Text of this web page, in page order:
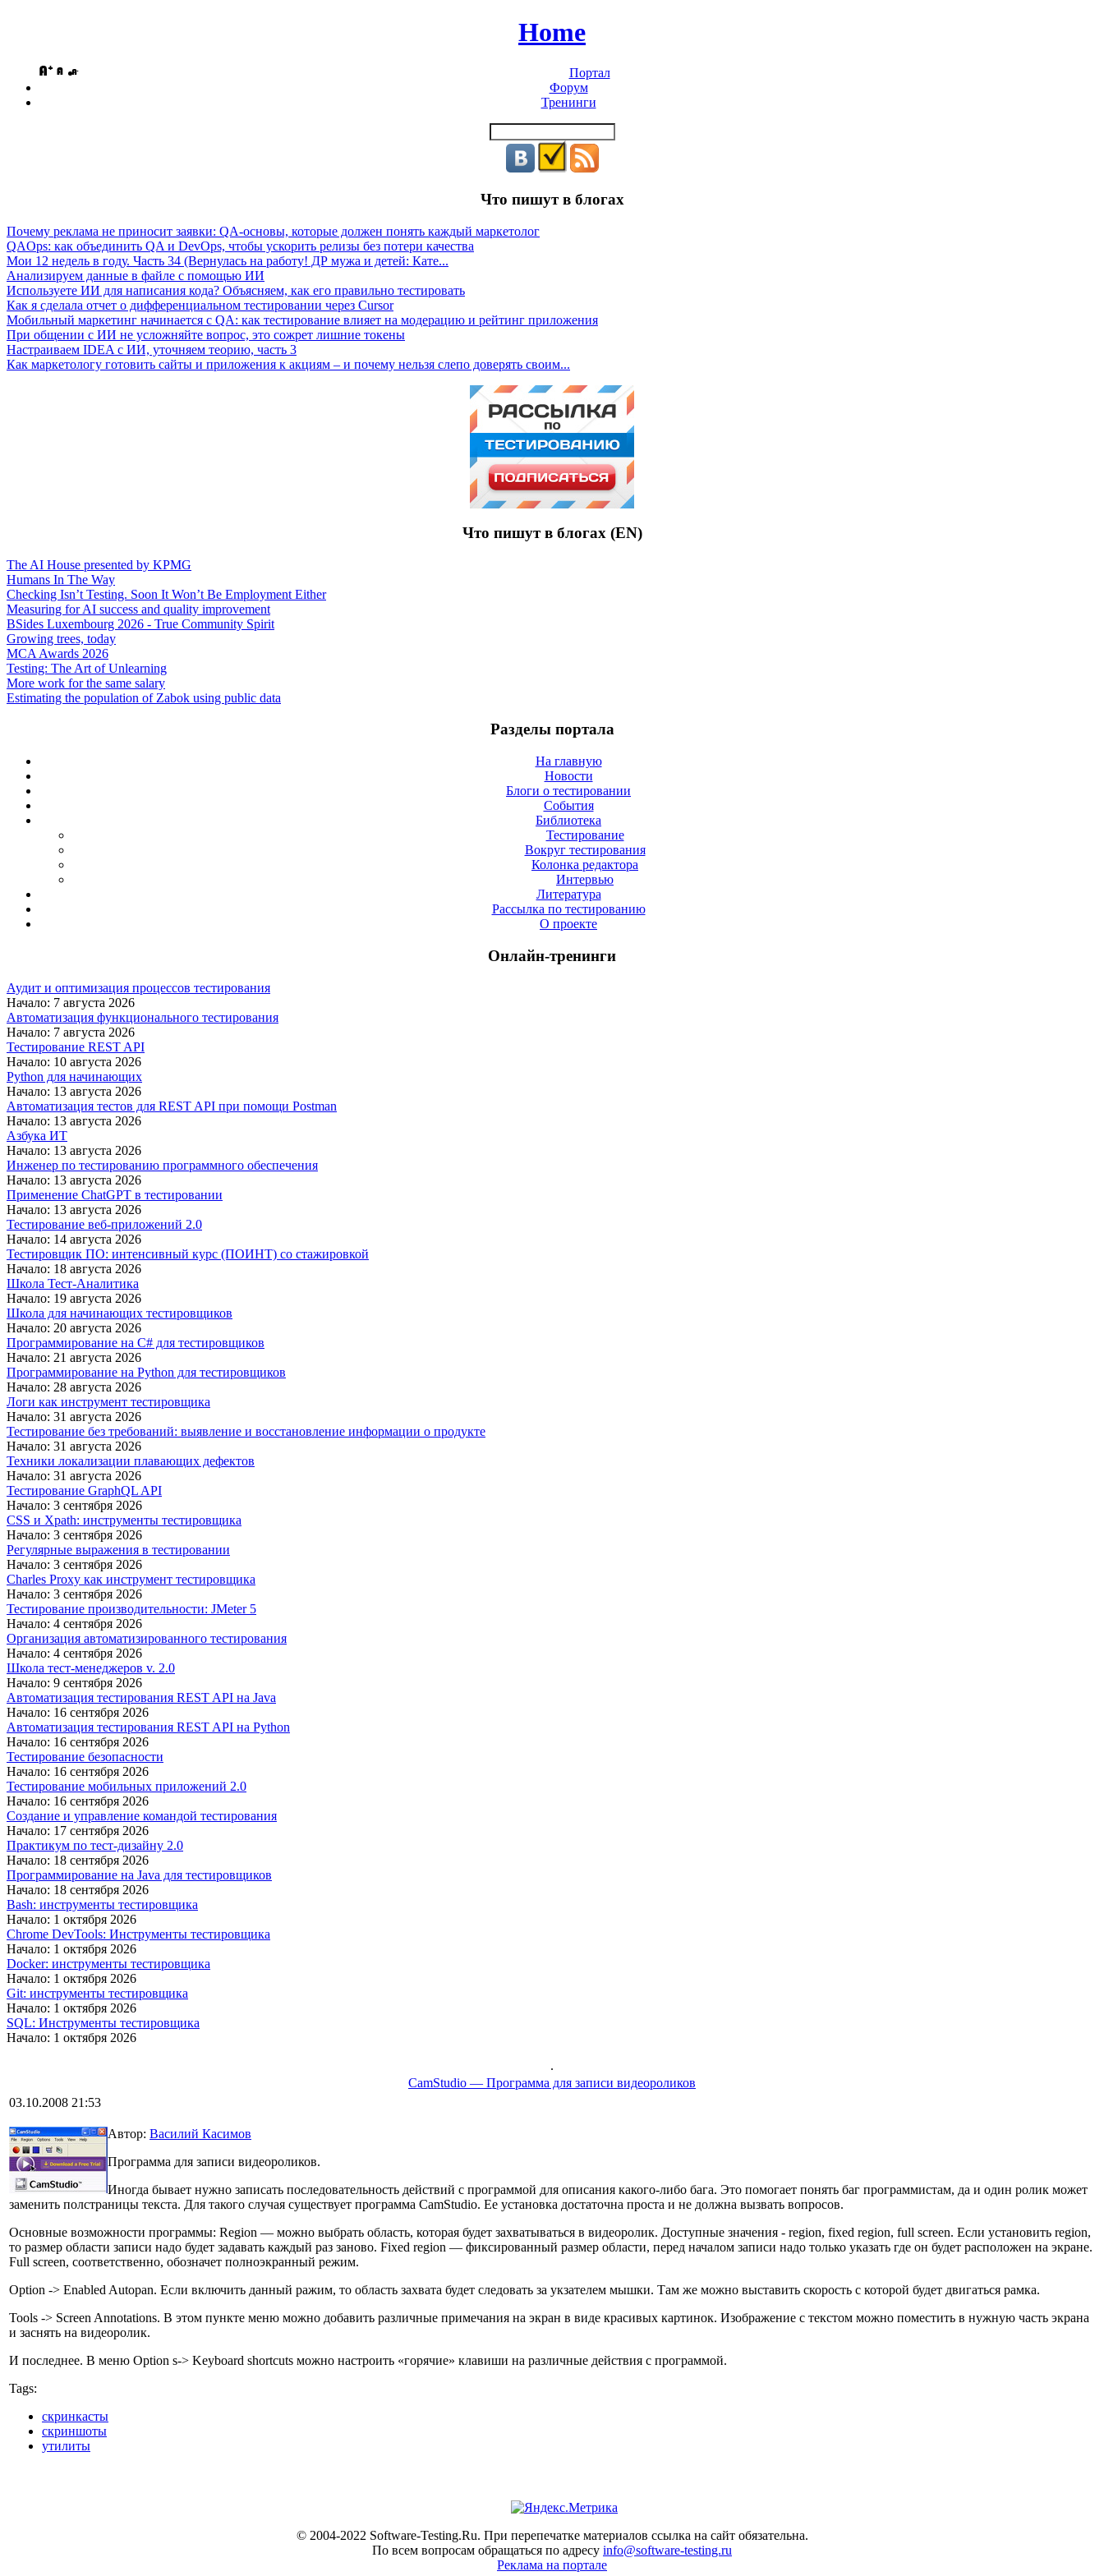
Home
Портал
Форум
Тренинги
Что пишут в блогах
Почему реклама не приносит заявки: QA-основы, которые должен понять каждый маркетолог
QAOps: как объединить QA и DevOps, чтобы ускорить релизы без потери качества
Мои 12 недель в году. Часть 34 (Вернулась на работу! ДР мужа и детей: Кате...
Анализируем данные в файле с помощью ИИ
Используете ИИ для написания кода? Объясняем, как его правильно тестировать
Как я сделала отчет о дифференциальном тестировании через Cursor
Мобильный маркетинг начинается с QA: как тестирование влияет на модерацию и рейтинг приложения
При общении с ИИ не усложняйте вопрос, это сожрет лишние токены
Настраиваем IDEA с ИИ, уточняем теорию, часть 3
Как маркетологу готовить сайты и приложения к акциям – и почему нельзя слепо доверять своим...
Что пишут в блогах (EN)
The AI House presented by KPMG
Humans In The Way
Checking Isn’t Testing. Soon It Won’t Be Employment Either
Measuring for AI success and quality improvement
BSides Luxembourg 2026 - True Community Spirit
Growing trees, today
MCA Awards 2026
Testing: The Art of Unlearning
More work for the same salary
Estimating the population of Zabok using public data
Разделы портала
На главную
Новости
Блоги о тестировании
События
Библиотека
Тестирование
Вокруг тестирования
Колонка редактора
Интервью
Литература
Рассылка по тестированию
О проекте
Онлайн-тренинги
Аудит и оптимизация процессов тестирования
Начало: 7 августа 2026
Автоматизация функционального тестирования
Начало: 7 августа 2026
Тестирование REST API
Начало: 10 августа 2026
Python для начинающих
Начало: 13 августа 2026
Автоматизация тестов для REST API при помощи Postman
Начало: 13 августа 2026
Азбука ИТ
Начало: 13 августа 2026
Инженер по тестированию программного обеспечения
Начало: 13 августа 2026
Применение ChatGPT в тестировании
Начало: 13 августа 2026
Тестирование веб-приложений 2.0
Начало: 14 августа 2026
Тестировщик ПО: интенсивный курс (ПОИНТ) со стажировкой
Начало: 18 августа 2026
Школа Тест-Аналитика
Начало: 19 августа 2026
Школа для начинающих тестировщиков
Начало: 20 августа 2026
Программирование на C# для тестировщиков
Начало: 21 августа 2026
Программирование на Python для тестировщиков
Начало: 28 августа 2026
Логи как инструмент тестировщика
Начало: 31 августа 2026
Тестирование без требований: выявление и восстановление информации о продукте
Начало: 31 августа 2026
Техники локализации плавающих дефектов
Начало: 31 августа 2026
Тестирование GraphQL API
Начало: 3 сентября 2026
CSS и Xpath: инструменты тестировщика
Начало: 3 сентября 2026
Регулярные выражения в тестировании
Начало: 3 сентября 2026
Charles Proxy как инструмент тестировщика
Начало: 3 сентября 2026
Тестирование производительности: JMeter 5
Начало: 4 сентября 2026
Организация автоматизированного тестирования
Начало: 4 сентября 2026
Школа тест-менеджеров v. 2.0
Начало: 9 сентября 2026
Автоматизация тестирования REST API на Java
Начало: 16 сентября 2026
Автоматизация тестирования REST API на Python
Начало: 16 сентября 2026
Тестирование безопасности
Начало: 16 сентября 2026
Тестирование мобильных приложений 2.0
Начало: 16 сентября 2026
Создание и управление командой тестирования
Начало: 17 сентября 2026
Практикум по тест-дизайну 2.0
Начало: 18 сентября 2026
Программирование на Java для тестировщиков
Начало: 18 сентября 2026
Bash: инструменты тестировщика
Начало: 1 октября 2026
Chrome DevTools: Инструменты тестировщика
Начало: 1 октября 2026
Docker: инструменты тестировщика
Начало: 1 октября 2026
Git: инструменты тестировщика
Начало: 1 октября 2026
SQL: Инструменты тестировщика
Начало: 1 октября 2026
.
CamStudio — Программа для записи видеороликов
03.10.2008 21:53
Автор: Василий Касимов
Программа для записи видеороликов.
Иногда бывает нужно записать последовательность действий с программой для описания какого-либо бага. Это помогает понять баг программистам, да и один ролик может
заменить полстраницы текста. Для такого случая существует программа CamStudio. Ее установка достаточна проста и не должна вызвать вопросов.
Основные возможности программы: Region — можно выбрать область, которая будет захватываться в видеоролик. Доступные значения - region, fixed region, full screen. Если установить region,
то размер области записи надо будет задавать каждый раз заново. Fixed region — фиксированный размер области, перед началом записи надо только указать где он будет расположен на экране.
Full screen, соответственно, обозначет полноэкранный режим.
Option -> Enabled Autopan. Если включить данный ражим, то область захвата будет следовать за укзателем мышки. Там же можно выставить скорость с которой будет двигаться рамка.
Tools -> Screen Annotations. В этом пункте меню можно добавить различные примечания на экран в виде красивых картинок. Изображение с текстом можно поместить в нужную часть экрана
и заснять на видеоролик.
И последнее. В меню Option s-> Keyboard shortcuts можно настроить «горячие» клавиши на различные действия с программой.
Tags:
скринкасты
скриншоты
утилиты
© 2004-2022 Software-Testing.Ru. При перепечатке материалов ссылка на сайт обязательна.
По всем вопросам обращаться по адресу info@software-testing.ru
Реклама на портале